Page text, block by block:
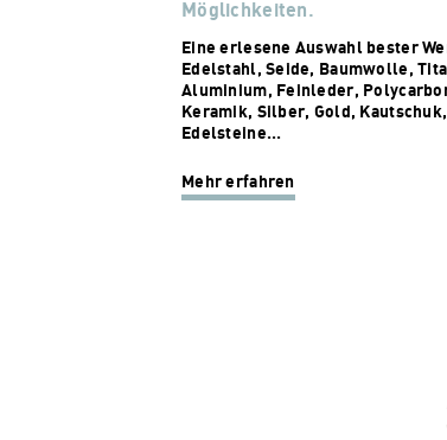
Möglichkeiten.
Eine erlesene Auswahl bester
Edelstahl, Seide, Baumwolle,
Aluminium, Feinleder,
Keramik, Silber, Gold,
Edelsteine...
Mehr erfahren